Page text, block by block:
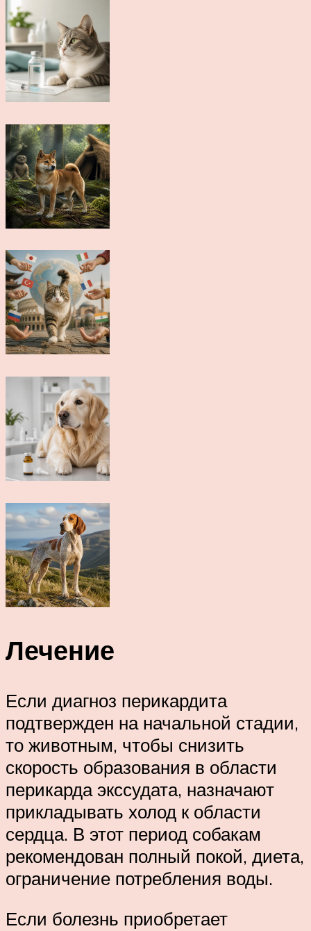
Лечение
Если диагноз перикардита
подтвержден на начальной стадии,
то животным, чтобы снизить
скорость образования в области
перикарда экссудата, назначают
прикладывать холод к области
сердца. В этот период собакам
рекомендован полный покой, диета,
ограничение потребления воды.
Если болезнь приобретает